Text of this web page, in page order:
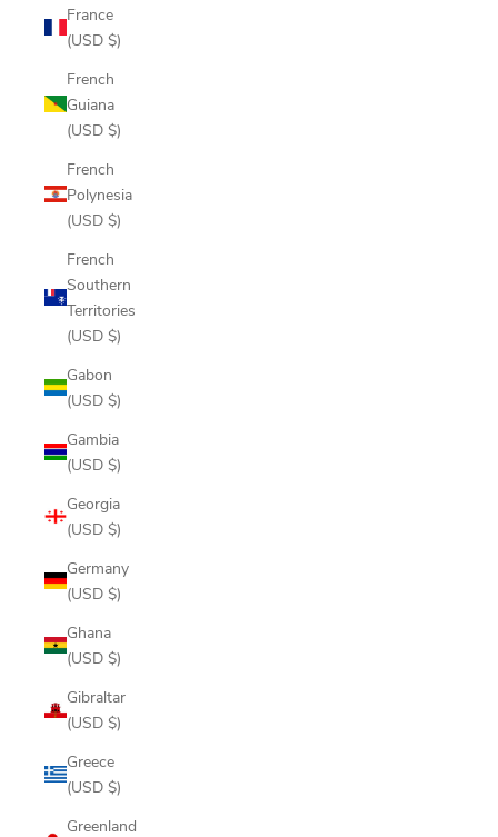
France
(USD $)
French
Guiana
(USD $)
French
Polynesia
(USD $)
French
Southern
Territories
(USD $)
Gabon
(USD $)
Gambia
(USD $)
Georgia
(USD $)
Germany
(USD $)
Ghana
(USD $)
Gibraltar
(USD $)
Greece
(USD $)
Greenland